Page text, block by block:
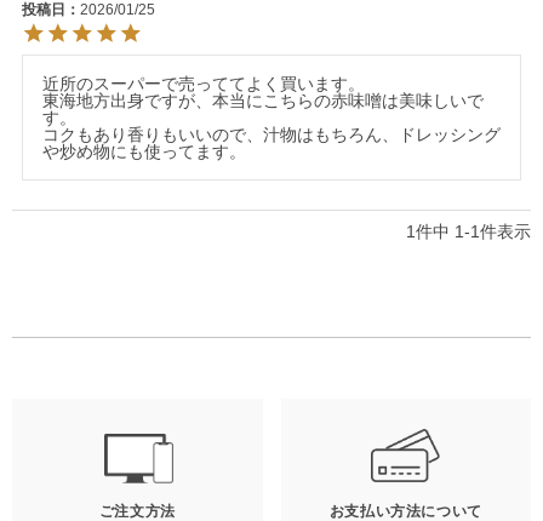
投稿日
2026/01/25
近所のスーパーで売っててよく買います。
東海地方出身ですが、本当にこちらの赤味噌は美味しいで
す。
コクもあり香りもいいので、汁物はもちろん、ドレッシング
や炒め物にも使ってます。
1件中 1-1件表示
ご注文方法 お支払い方法について